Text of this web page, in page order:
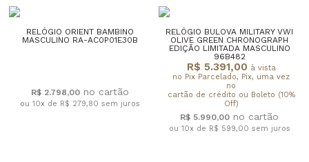
RELÓGIO ORIENT BAMBINO
MASCULINO RA-AC0P01E30B
R$ 2.798,00
ou 10x de R$ 279,80 sem juros
RELÓGIO BULOVA MILITARY VWI
OLIVE GREEN CHRONOGRAPH
EDIÇÃO LIMITADA MASCULINO
96B482
R$ 5.391,00 à vista
no Pix Parcelado, Pix, uma vez
no
cartão de crédito ou Boleto (10%
Off)
R$ 5.990,00
ou 10x de R$ 599,00 sem juros